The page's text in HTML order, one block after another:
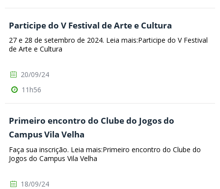
Participe do V Festival de Arte e Cultura
27 e 28 de setembro de 2024. Leia mais:Participe do V Festival
de Arte e Cultura
20/09/24
11h56
Primeiro encontro do Clube do Jogos do
Campus Vila Velha
Faça sua inscrição. Leia mais:Primeiro encontro do Clube do
Jogos do Campus Vila Velha
18/09/24